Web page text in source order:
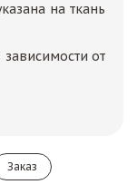
на ткань
от
Заказ